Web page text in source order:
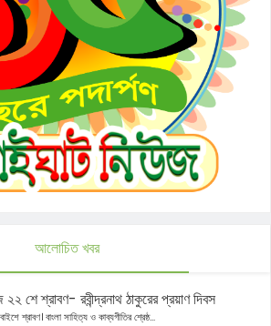
আলোচিত খবর
শে শ্রাবণ- রবীন্দ্রনাথ ঠাকুরের প্রয়াণ দিবস
শ্রাবণ। বাংলা সাহিত্য ও কাব্যগীতির শ্রেষ্ঠ...